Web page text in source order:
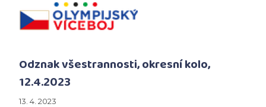
Odznak všestrannosti, okresní kolo,
12.4.2023
13. 4. 2023